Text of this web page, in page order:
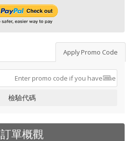
Apply Promo Code
檢驗代碼
訂單概觀